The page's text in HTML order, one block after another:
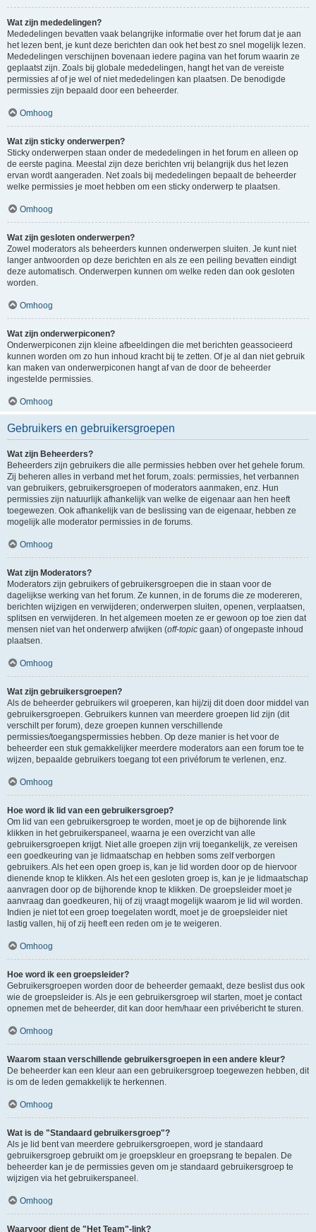
Wat zijn mededelingen?
Mededelingen bevatten vaak belangrijke informatie over het forum dat je aan
het lezen bent, je kunt deze berichten dan ook het best zo snel mogelijk lezen.
Mededelingen verschijnen bovenaan iedere pagina van het forum waarin ze
geplaatst zijn. Zoals bij globale mededelingen, hangt het van de vereiste
permissies af of je wel of niet mededelingen kan plaatsen. De benodigde
permissies zijn bepaald door een beheerder.
Omhoog
Wat zijn sticky onderwerpen?
Sticky onderwerpen staan onder de mededelingen in het forum en alleen op
de eerste pagina. Meestal zijn deze berichten vrij belangrijk dus het lezen
ervan wordt aangeraden. Net zoals bij mededelingen bepaalt de beheerder
welke permissies je moet hebben om een sticky onderwerp te plaatsen.
Omhoog
Wat zijn gesloten onderwerpen?
Zowel moderators als beheerders kunnen onderwerpen sluiten. Je kunt niet
langer antwoorden op deze berichten en als ze een peiling bevatten eindigt
deze automatisch. Onderwerpen kunnen om welke reden dan ook gesloten
worden.
Omhoog
Wat zijn onderwerpiconen?
Onderwerpiconen zijn kleine afbeeldingen die met berichten geassocieerd
kunnen worden om zo hun inhoud kracht bij te zetten. Of je al dan niet gebruik
kan maken van onderwerpiconen hangt af van de door de beheerder
ingestelde permissies.
Omhoog
Gebruikers en gebruikersgroepen
Wat zijn Beheerders?
Beheerders zijn gebruikers die alle permissies hebben over het gehele forum.
Zij beheren alles in verband met het forum, zoals: permissies, het verbannen
van gebruikers, gebruikersgroepen of moderators aanmaken, enz. Hun
permissies zijn natuurlijk afhankelijk van welke de eigenaar aan hen heeft
toegewezen. Ook afhankelijk van de beslissing van de eigenaar, hebben ze
mogelijk alle moderator permissies in de forums.
Omhoog
Wat zijn Moderators?
Moderators zijn gebruikers of gebruikersgroepen die in staan voor de
dagelijkse werking van het forum. Ze kunnen, in de forums die ze modereren,
berichten wijzigen en verwijderen; onderwerpen sluiten, openen, verplaatsen,
splitsen en verwijderen. In het algemeen moeten ze er gewoon op toe zien dat
mensen niet van het onderwerp afwijken (off-topic gaan) of ongepaste inhoud
plaatsen.
Omhoog
Wat zijn gebruikersgroepen?
Als de beheerder gebruikers wil groeperen, kan hij/zij dit doen door middel van
gebruikersgroepen. Gebruikers kunnen van meerdere groepen lid zijn (dit
verschilt per forum), deze groepen kunnen verschillende
permissies/toegangspermissies hebben. Op deze manier is het voor de
beheerder een stuk gemakkelijker meerdere moderators aan een forum toe te
wijzen, bepaalde gebruikers toegang tot een privéforum te verlenen, enz.
Omhoog
Hoe word ik lid van een gebruikersgroep?
Om lid van een gebruikersgroep te worden, moet je op de bijhorende link
klikken in het gebruikerspaneel, waarna je een overzicht van alle
gebruikersgroepen krijgt. Niet alle groepen zijn vrij toegankelijk, ze vereisen
een goedkeuring van je lidmaatschap en hebben soms zelf verborgen
gebruikers. Als het een open groep is, kan je lid worden door op de hiervoor
dienende knop te klikken. Als het een gesloten groep is, kan je je lidmaatschap
aanvragen door op de bijhorende knop te klikken. De groepsleider moet je
aanvraag dan goedkeuren, hij of zij vraagt mogelijk waarom je lid wil worden.
Indien je niet tot een groep toegelaten wordt, moet je de groepsleider niet
lastig vallen, hij of zij heeft een reden om je te weigeren.
Omhoog
Hoe word ik een groepsleider?
Gebruikersgroepen worden door de beheerder gemaakt, deze beslist dus ook
wie de groepsleider is. Als je een gebruikersgroep wil starten, moet je contact
opnemen met de beheerder, dit kan door hem/haar een privébericht te sturen.
Omhoog
Waarom staan verschillende gebruikersgroepen in een andere kleur?
De beheerder kan een kleur aan een gebruikersgroep toegewezen hebben, dit
is om de leden gemakkelijk te herkennen.
Omhoog
Wat is de "Standaard gebruikersgroep"?
Als je lid bent van meerdere gebruikersgroepen, word je standaard
gebruikersgroep gebruikt om je groepskleur en groepsrang te bepalen. De
beheerder kan je de permissies geven om je standaard gebruikersgroep te
wijzigen via het gebruikerspaneel.
Omhoog
Waarvoor dient de "Het Team"-link?